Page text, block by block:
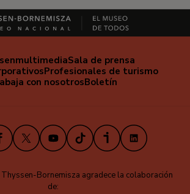
Sala de prensa
Profesionales de turismo
con nosotrosBoletín
X YoutubeTikTokiVooxLinkedIn
Thyssen-Bornemisza agradece la colaboración
de: